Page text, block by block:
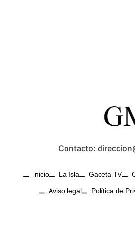
Contacto:
Inicio La Isla Gaceta TV
Aviso legal Política de